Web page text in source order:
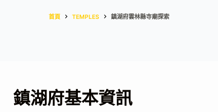
首頁 TEMPLES 鎮湖府雲林縣寺廟探索
鎮湖府基本資訊